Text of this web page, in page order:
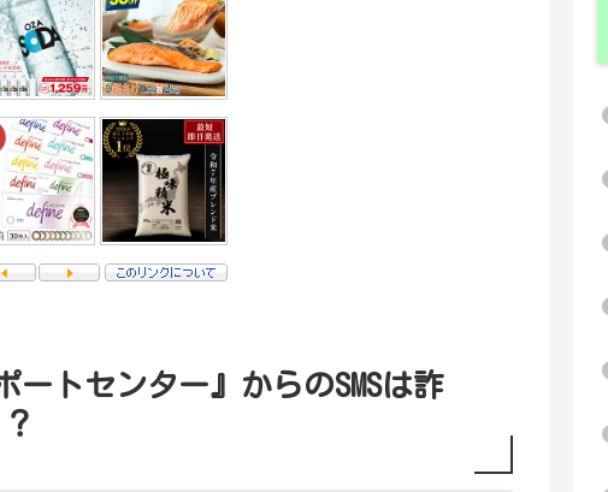
ートセンター』からのSMSは詐